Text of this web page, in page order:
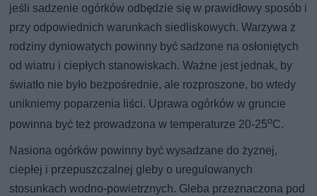
jeśli sadzenie ogórków odbędzie się w prawidłowy sposób i
przy odpowiednich warunkach siedliskowych. Warzywa z
rodziny dyniowatych powinny być sadzone na osłoniętych
od wiatru i ciepłych stanowiskach. Ważne jest jednak, by
światło nie było bezpośrednie, ale rozproszone, bo wtedy
unikniemy poparzenia liści. Uprawa ogórków w gruncie
powinna być też prowadzona w temperaturze 20-25oC.
Nasiona ogórków powinny być wysadzane do żyznej,
ciepłej i przepuszczalnej gleby o uregulowanych
stosunkach wodno-powietrznych. Gleba przeznaczona pod